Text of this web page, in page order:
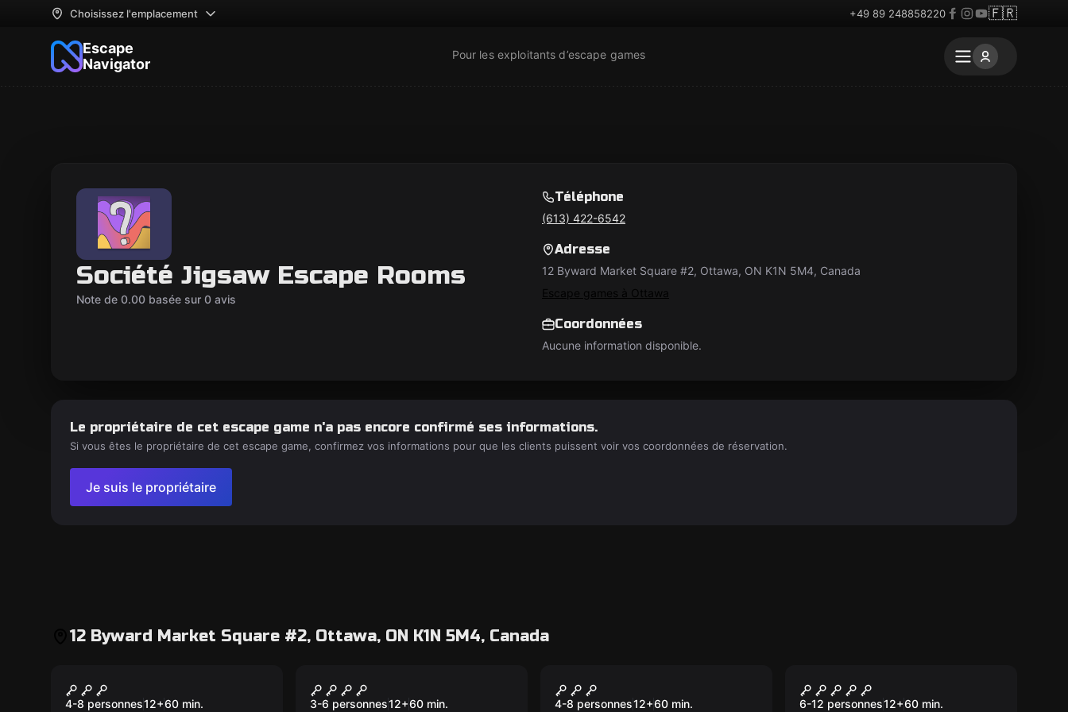
Choisissez l'emplacement +49 89 248858220 🇫🇷
Escape
Navigator
Pour les exploitants d’escape games
Société Jigsaw Escape Rooms
Note de 0.00 basée sur 0 avis
Téléphone
(613) 422-6542
Adresse
12 Byward Market Square #2, Ottawa, ON K1N 5M4, Canada
Escape games à Ottawa
Coordonnées
Aucune information disponible.
Le propriétaire de cet escape game n'a pas encore confirmé ses informations.
Si vous êtes le propriétaire de cet escape game, confirmez vos informations pour que les clients puissent voir vos coordonnées de réservation.
Je suis le propriétaire
12 Byward Market Square #2, Ottawa, ON K1N 5M4, Canada
Nouveau
Carrefour
4-8 personnes12+60 min.
Nouveau
Le Code du Pirate
3-6 personnes12+60 min.
Nouveau
Dernier Recours
4-8 personnes12+60 min.
Nouveau
Le Boucher du ByWard
Market
6-12 personnes12+60 min.